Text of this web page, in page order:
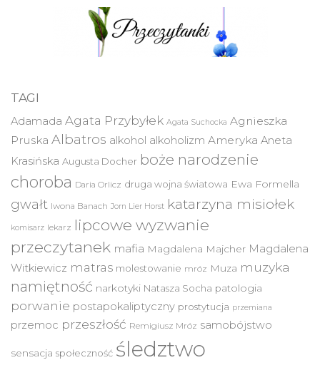
TAGI
Adamada Agata Przybyłek Agata Suchocka Agnieszka
Pruska Albatros alkohol alkoholizm Ameryka Aneta
Krasińska Augusta Docher boże narodzenie
choroba Daria Orlicz druga wojna światowa Ewa Formella
gwałt Iwona Banach Jorn Lier Horst katarzyna misiołek
komisarz lekarz lipcowe wyzwanie
przeczytanek mafia Magdalena Majcher Magdalena
Witkiewicz matras molestowanie mróz Muza muzyka
namiętność narkotyki Natasza Socha patologia
porwanie postapokaliptyczny prostytucja przemiana
przemoc przeszłość Remigiusz Mróz samobójstwo
sensacja społeczność śledztwo